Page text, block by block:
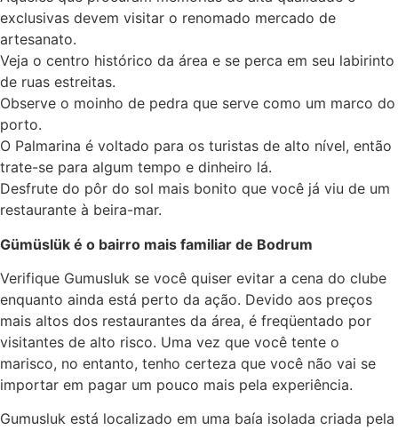
exclusivas devem visitar o renomado mercado de
artesanato.
Veja o centro histórico da área e se perca em seu labirinto
de ruas estreitas.
Observe o moinho de pedra que serve como um marco do
porto.
O Palmarina é voltado para os turistas de alto nível, então
trate-se para algum tempo e dinheiro lá.
Desfrute do pôr do sol mais bonito que você já viu de um
restaurante à beira-mar.
Gümüslük é o bairro mais familiar de Bodrum
Verifique Gumusluk se você quiser evitar a cena do clube
enquanto ainda está perto da ação. Devido aos preços
mais altos dos restaurantes da área, é freqüentado por
visitantes de alto risco. Uma vez que você tente o
marisco, no entanto, tenho certeza que você não vai se
importar em pagar um pouco mais pela experiência.
Gumusluk está localizado em uma baía isolada criada pela